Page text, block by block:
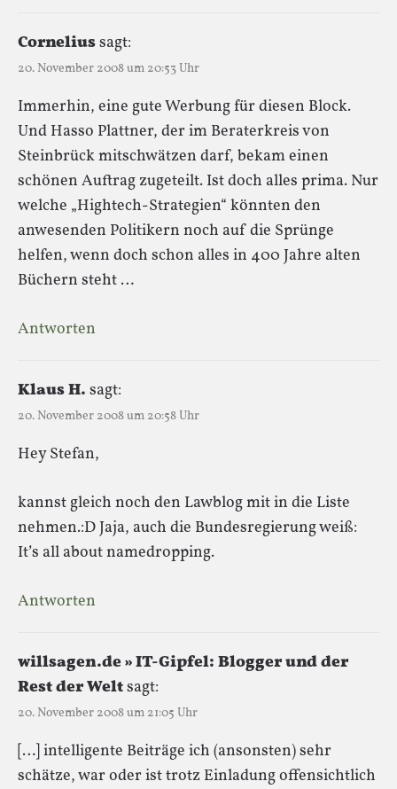
Corneliussagt:
20. November 2008 um 20:53 Uhr
Immerhin, eine gute Werbung für diesen Block.
Und Hasso Plattner, der im Beraterkreis von
Steinbrück mitschwätzen darf, bekam einen
schönen Auftrag zugeteilt. Ist doch alles prima. Nur
welche „Hightech-Strategien“ könnten den
anwesenden Politikern noch auf die Sprünge
helfen, wenn doch schon alles in 400 Jahre alten
Büchern steht …
Antworten
Klaus H. sagt:
20. November 2008 um 20:58 Uhr
Hey Stefan,
kannst gleich noch den Lawblog mit in die Liste
nehmen.:D Jaja, auch die Bundesregierung weiß:
It’s all about namedropping.
Antworten
willsagen.de » IT-Gipfel: Blogger und der
Rest der Weltsagt:
20. November 2008 um 21:05 Uhr
[…] intelligente Beiträge ich (ansonsten) sehr
schätze, war oder ist trotz Einladung offensichtlich